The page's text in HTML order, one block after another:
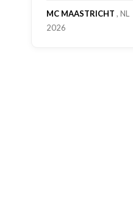
MC MAASTRICHT ,
2026